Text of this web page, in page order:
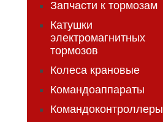
Запчасти к тормозам
Катушки
электромагнитных
тормозов
Колеса крановые
Командоаппараты
Командоконтроллеры